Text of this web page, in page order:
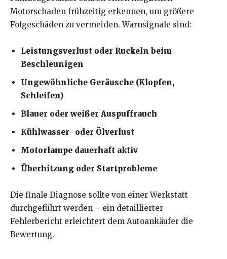
Motorschaden frühzeitig erkennen, um größere
Folgeschäden zu vermeiden. Warnsignale sind:
Leistungsverlust oder Ruckeln beim
Beschleunigen
Ungewöhnliche Geräusche (Klopfen,
Schleifen)
Blauer oder weißer Auspuffrauch
Kühlwasser- oder Ölverlust
Motorlampe dauerhaft aktiv
Überhitzung oder Startprobleme
Die finale Diagnose sollte von einer Werkstatt
durchgeführt werden – ein detaillierter
Fehlerbericht erleichtert dem Autoankäufer die
Bewertung.